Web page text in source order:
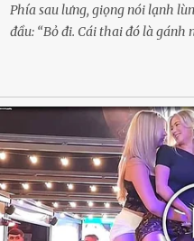
Phía sau lưng, giọng nói lạnh
đầu: “Bỏ đi. Cái thai đó là gánh
kế hoạch được chuẩn bị kỹ
phải trả giá … Hà Nội, mùa thu
khe cửa gỗ cũ kỹ. Trong một
Ngọc Anh ngồi lặng lẽ trên ghế
linh bé bỏng đang lớn dần từng
phải sống trong sợ hãi khi
mình. Trí – người chồng mà cô
còn là người đàn ông của ngày